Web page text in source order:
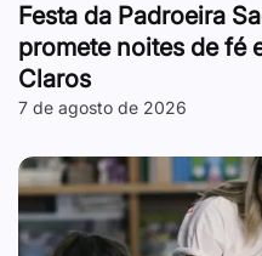
Festa da Padroeira
promete noites de fé
Claros
7 de agosto de 2026